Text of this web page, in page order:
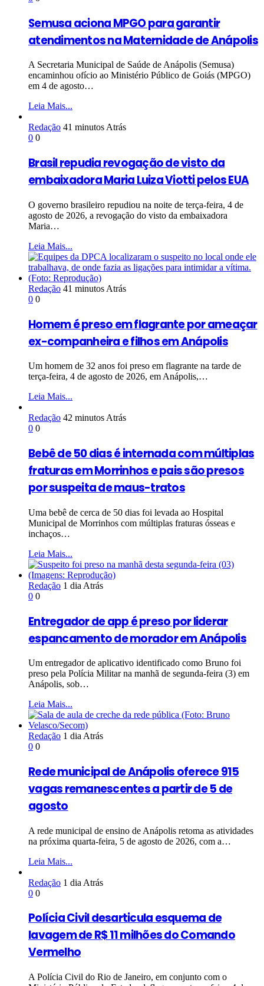
Semusa aciona MPGO para garantir
atendimentos na Maternidade de Anápolis
A Secretaria Municipal de Saúde de Anápolis (Semusa)
encaminhou ofício ao Ministério Público de Goiás (MPGO)
em 4 de agosto…
Leia Mais...
Redação 41 minutos Atrás
0 0
Brasil repudia revogação de visto da
embaixadora Maria Luiza Viotti pelos EUA
O governo brasileiro repudiou na noite de terça-feira, 4 de
agosto de 2026, a revogação do visto da embaixadora
Maria…
Leia Mais...
Redação 41 minutos Atrás
0 0
Homem é preso em flagrante por ameaçar
ex-companheira e filhos em Anápolis
Um homem de 32 anos foi preso em flagrante na tarde de
terça-feira, 4 de agosto de 2026, em Anápolis,…
Leia Mais...
Redação 42 minutos Atrás
0 0
Bebê de 50 dias é internada com múltiplas
fraturas em Morrinhos e pais são presos
por suspeita de maus-tratos
Uma bebê de cerca de 50 dias foi levada ao Hospital
Municipal de Morrinhos com múltiplas fraturas ósseas e
inchaços…
Leia Mais...
Redação 1 dia Atrás
0 0
Entregador de app é preso por liderar
espancamento de morador em Anápolis
Um entregador de aplicativo identificado como Bruno foi
preso pela Polícia Militar na manhã de segunda-feira (3) em
Anápolis, sob…
Leia Mais...
Redação 1 dia Atrás
0 0
Rede municipal de Anápolis oferece 915
vagas remanescentes a partir de 5 de
agosto
A rede municipal de ensino de Anápolis retoma as atividades
na próxima quarta-feira, 5 de agosto de 2026, com a…
Leia Mais...
Redação 1 dia Atrás
0 0
Polícia Civil desarticula esquema de
lavagem de R$ 11 milhões do Comando
Vermelho
A Polícia Civil do Rio de Janeiro, em conjunto com o